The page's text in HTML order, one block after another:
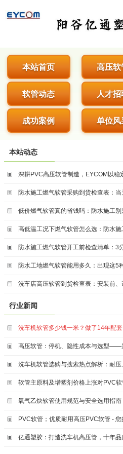
阳谷亿通塑胶有
本站首页 高压软
软管动态 人才
成功案例 单位风
本站动态
深耕PVC高压软管制造，EYCOM以稳
防水施工燃气软管采购到货检查表：
低价燃气软管真的省钱吗：防水施工别
高低温工况下燃气软管怎么选：防水
防水施工燃气软管开工前检查清单：3
防水工地燃气软管能用多久：出现这5
洗车店高压软管到货检查表：安装前
行业新闻
洗车机软管多少钱一米？做了14年配
高压软管：停机、隐性成本与选型——
洗车机软管选购与搜索热点解析：耐压
氧气乙炔软管使用规范与安全选用指
PVC软管；优质耐用高压PVC软管 -
亿通塑胶：打造洗车机高压管，十年品